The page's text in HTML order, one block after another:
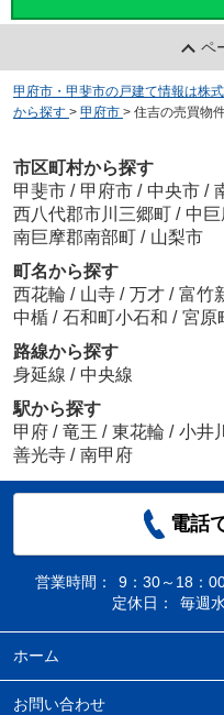
ペ
甲府市・甲斐市の戸建て情報は株
から探す > 甲府市 > 住吉の売買物
市区町村から探す
甲斐市 / 甲府市 / 中央市 /
西八代郡市川三郷町 / 中
南巨摩郡南部町 / 山梨市
町名から探す
西花輪 / 山寺 / 万才 / 富竹
中楯 / 石和町小石和 / 宮原
路線から探す
身延線 / 中央線
駅から探す
甲府 / 竜王 / 東花輪 / 小井川
善光寺 / 南甲府
電話
営業時間：
9：30～18：
定休日：
毎週
ホーム
お問い合わせ